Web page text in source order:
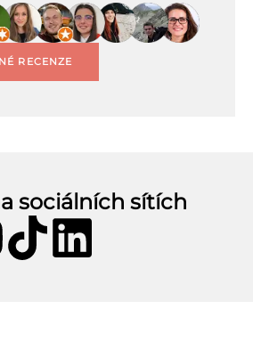
RECENZE
sociálních sítích